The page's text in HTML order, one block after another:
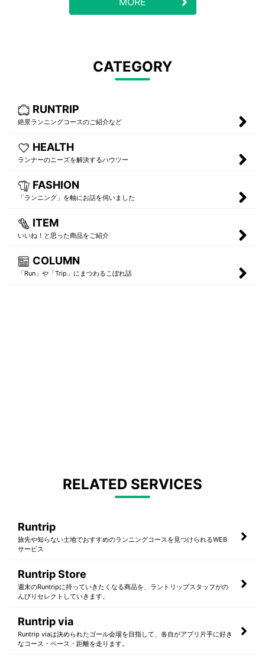
CATEGORY
RUNTRIP
絶景ランニングコースのご紹介など
HEALTH
ランナーのニーズを解決するハウツー
FASHION
「ランニング」を軸にお話を伺いました
ITEM
いいね！と思った商品をご紹介
COLUMN
「Run」や「Trip」にまつわるこぼれ話
RELATED SERVICES
Runtrip
旅先や知らない土地でおすすめのランニングコースを見つけられるWEB
サービス
Runtrip Store
週末のRuntripに持っていきたくなる商品を、ラントリップスタッフがの
んびりセレクトしていきます。
Runtrip via
Runtrip viaは決められたゴール会場を目指して、各自がアプリ片手に好き
なコース・ペース・距離を走ります。